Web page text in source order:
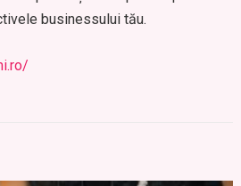
businessului tău.